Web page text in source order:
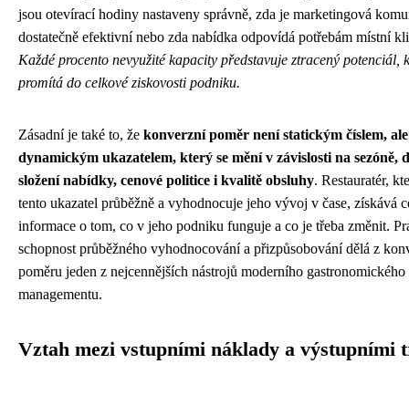
jsou otevírací hodiny nastaveny správně, zda je marketingová
dostatečně efektivní nebo zda nabídka odpovídá potřebám místní
Každé procento nevyužité kapacity představuje ztracený potenciál,
promítá do celkové ziskovosti podniku.
Zásadní je také to, že konverzní poměr není statickým číslem, ale
dynamickým ukazatelem, který se mění v závislosti na sezóně,
složení nabídky, cenové politice i kvalitě obsluhy. Restauratér,
tento ukazatel průběžně a vyhodnocuje jeho vývoj v čase, získává
informace o tom, co v jeho podniku funguje a co je třeba změnit.
schopnost průběžného vyhodnocování a přizpůsobování dělá z
poměru jeden z nejcennějších nástrojů moderního gastronomického
managementu.
Vztah mezi vstupními náklady a výstupními